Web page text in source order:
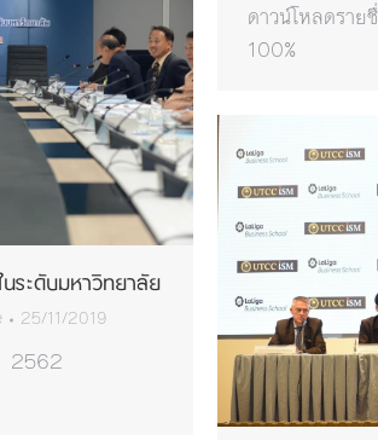
ดาวน์โหลดรา
100%
ระดับมหาวิทยาลัย
25/11/2019
2562